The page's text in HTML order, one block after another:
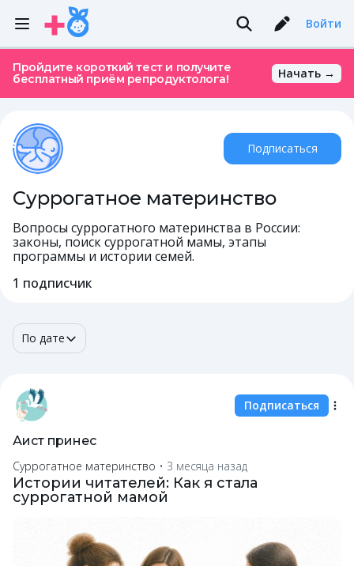
Войти
Пройдите короткий тест и получите
бесплатный приём репродуктолога!
Начать →
Суррогатное материнство
Вопросы суррогатного материнства в России:
законы, поиск суррогатной мамы, этапы
программы и истории семей.
1 подписчик
Подписаться
По дате
Аист принес
Подписаться
Суррогатное материнство • 3 месяца назад
Истории читателей: Как я стала
суррогатной мамой